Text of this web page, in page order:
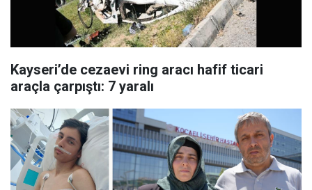
Kayseri’de cezaevi ring aracı hafif ticari
araçla çarpıştı: 7 yaralı